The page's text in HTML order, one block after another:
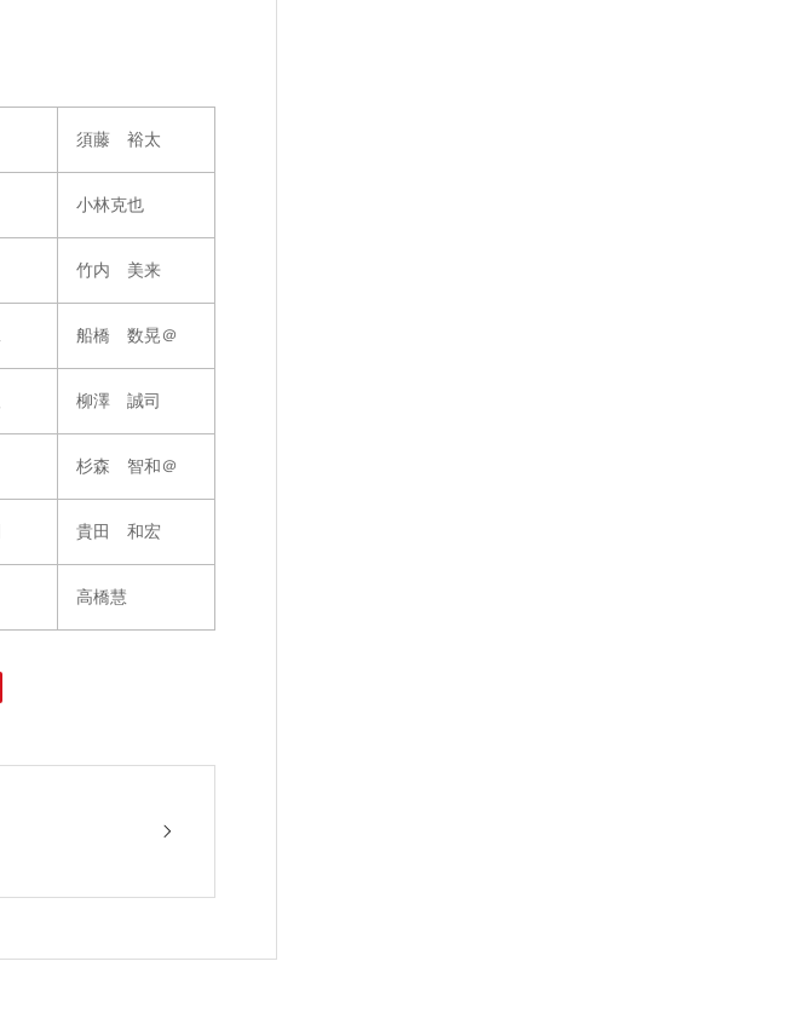
須藤 裕太
小林克也
竹内 美来
船橋 数晃＠
柳澤 誠司
杉森 智和＠
貴田 和宏
高橋慧